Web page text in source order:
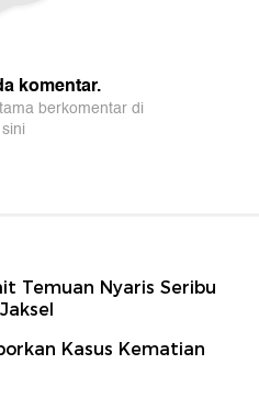
Temuan Nyaris Seribu
Kasus Kematian